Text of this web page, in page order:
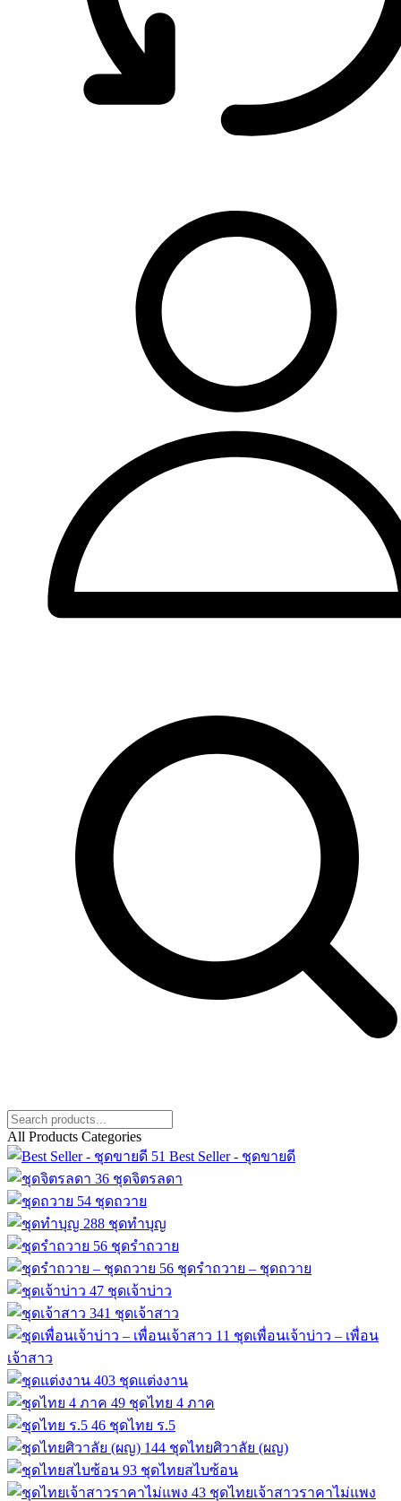
All Products Categories
51 Best Seller - ชุดขายดี
36 ชุดจิตรลดา
54 ชุดถวาย
288 ชุดทำบุญ
56 ชุดรำถวาย
56 ชุดรำถวาย – ชุดถวาย
47 ชุดเจ้าบ่าว
341 ชุดเจ้าสาว
11 ชุดเพื่อนเจ้าบ่าว – เพื่อน
เจ้าสาว
403 ชุดแต่งงาน
49 ชุดไทย 4 ภาค
46 ชุดไทย ร.5
144 ชุดไทยศิวาลัย (ผญ)
93 ชุดไทยสไบซ้อน
43 ชุดไทยเจ้าสาวราคาไม่แพง